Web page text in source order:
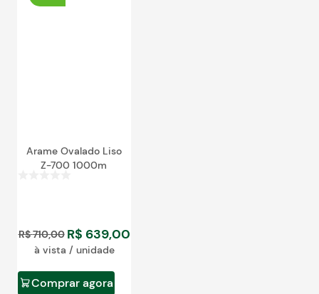
Arame Ovalado Liso
Z-700 1000m
R$710,00 R$ 639,00
à vista / unidade
Comprar agora